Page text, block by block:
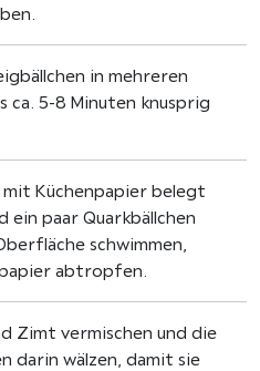
in mehreren
ca. 5-8 Minuten knusprig
Küchenpapier belegt
ein paar Quarkbällchen
schwimmen,
abtropfen.
Zimt vermischen und die
darin wälzen, damit sie